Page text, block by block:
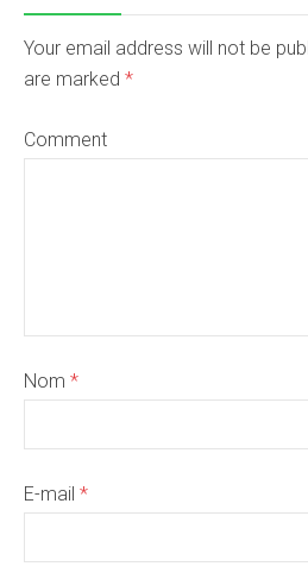
Your email address will not be
are marked *
Comment
Nom *
E-mail *